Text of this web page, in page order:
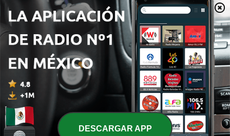
René Franco presenta La
Taquilla
El Villegas - Actualidad y
esas cosas
Más podcasts internacionales de Noticias
DESCARGAR APP